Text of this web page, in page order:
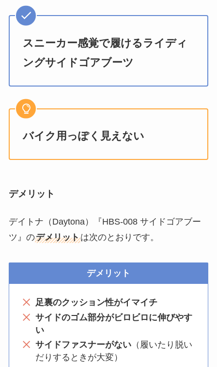
スニーカー感覚で履けるライディ
ングサイドゴアブーツ
バイク用っぽく見えない
デメリット
デイトナ（Daytona）『HBS-008 サイドゴアブー
ツ』のデメリットは次のとおりです。
デメリット
足裏のクッション性がイマイチ
サイドのゴム部分がビロビロに伸びやす
い
サイドファスナーがない（履いたり脱い
だりするときが大変）